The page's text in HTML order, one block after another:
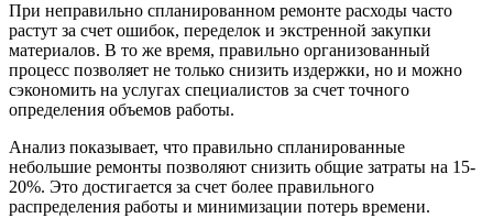
При неправильно спланированном ремонте расходы часто
растут за счет ошибок, переделок и экстренной закупки
материалов. В то же время, правильно организованный
процесс позволяет не только снизить издержки, но и можно
сэкономить на услугах специалистов за счет точного
определения объемов работы.
Анализ показывает, что правильно спланированные
небольшие ремонты позволяют снизить общие затраты на 15-
20%. Это достигается за счет более правильного
распределения работы и минимизации потерь времени.